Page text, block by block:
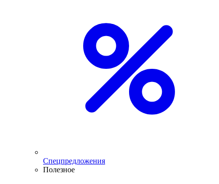
Спецпредложения
Полезное